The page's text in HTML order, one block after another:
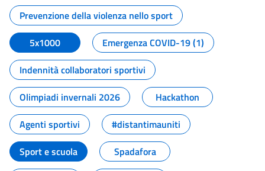
Tutti i contenuti della pagina
Prevenzione della violenza nello sport
5x1000
Emergenza COVID-19 (1)
Indennità collaboratori sportivi
Olimpiadi invernali 2026
Hackathon
Agenti sportivi
#distantimauniti
Sport e scuola
Spadafora